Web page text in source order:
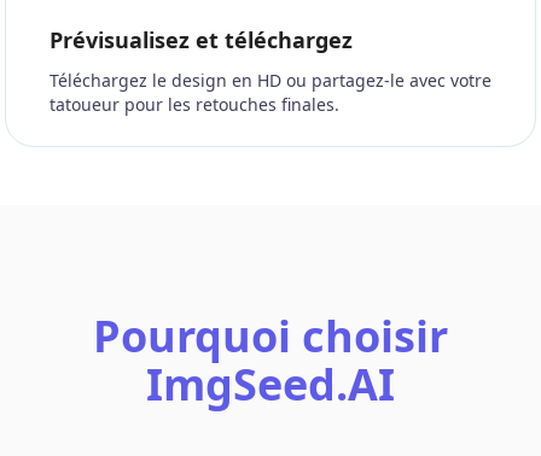
Prévisualisez et téléchargez
Téléchargez le design en HD ou partagez-le avec votre
tatoueur pour les retouches finales.
Pourquoi choisir
ImgSeed.AI